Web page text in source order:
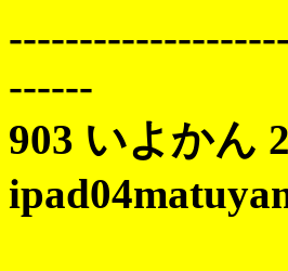
------
903 いよかん